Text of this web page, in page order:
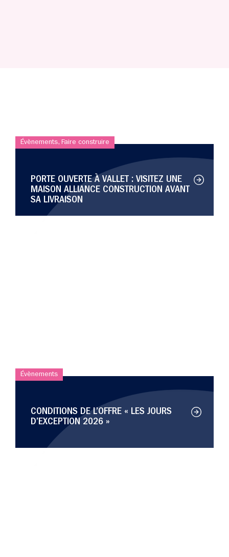
Évènements, Faire construire
PORTE OUVERTE À VALLET : VISITEZ UNE
MAISON ALLIANCE CONSTRUCTION AVANT
SA LIVRAISON
Évènements
CONDITIONS DE L’OFFRE « LES JOURS
D’EXCEPTION 2026 »